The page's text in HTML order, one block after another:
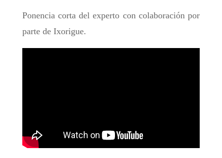
Ponencia corta del experto con colaboración por
parte de Ixorigue.